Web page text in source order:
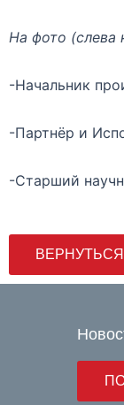
На фото (слева
-Начальник
-Партнёр и
-Старший